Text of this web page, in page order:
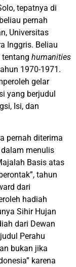
tepatnya di
pernah
Universitas
Inggris. Beliau
humanities
1970-1971.
gelar
yang berjudul
Isi, dan
pernah diterima
menulis
Basis atas
tahun
dari
hadiah
Sihir Hujan
dari Dewan
Perahu
bukan jika
karena